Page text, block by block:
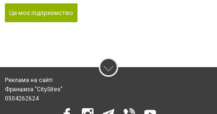
Це моє підприємство
Реклама на сайті
Франшиза "CitySites"
0504262624